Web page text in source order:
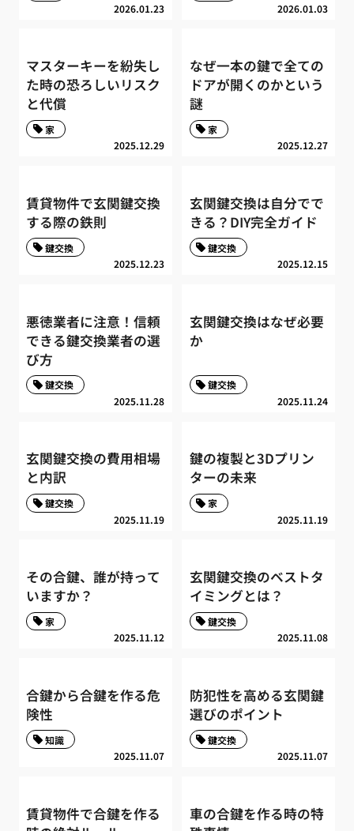
2026.01.23 2026.01.03
マスターキーを紛失し
た時の恐ろしいリスク
と代償
2025.12.29
家
なぜ一本の鍵で全ての
ドアが開くのかという
謎
2025.12.27
家
賃貸物件で玄関鍵交換
する際の鉄則
2025.12.23
鍵交換
玄関鍵交換は自分でで
きる？DIY完全ガイド
2025.12.15
鍵交換
悪徳業者に注意！信頼
できる鍵交換業者の選
び方
2025.11.28
鍵交換
玄関鍵交換はなぜ必要
か
2025.11.24
鍵交換
玄関鍵交換の費用相場
と内訳
2025.11.19
鍵交換
鍵の複製と3Dプリン
ターの未来
2025.11.19
家
その合鍵、誰が持って
いますか？
2025.11.12
家
玄関鍵交換のベストタ
イミングとは？
2025.11.08
鍵交換
合鍵から合鍵を作る危
険性
2025.11.07
知識
防犯性を高める玄関鍵
選びのポイント
2025.11.07
鍵交換
賃貸物件で合鍵を作る
車の合鍵を作る時の特